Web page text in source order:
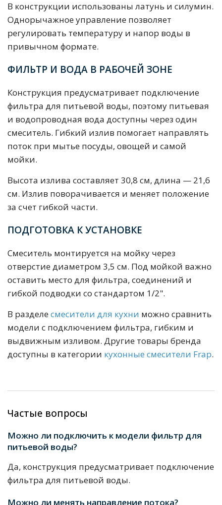
В конструкции использованы латунь и силумин.
Однорычажное управление позволяет
регулировать температуру и напор воды в
привычном формате.
ФИЛЬТР И ВОДА В РАБОЧЕЙ ЗОНЕ
Конструкция предусматривает подключение
фильтра для питьевой воды, поэтому питьевая
и водопроводная вода доступны через один
смеситель. Гибкий излив помогает направлять
поток при мытье посуды, овощей и самой
мойки.
Высота излива составляет 30,8 см, длина — 21,6
см. Излив поворачивается и меняет положение
за счет гибкой части.
ПОДГОТОВКА К УСТАНОВКЕ
Смеситель монтируется на мойку через
отверстие диаметром 3,5 см. Под мойкой важно
оставить место для фильтра, соединений и
гибкой подводки со стандартом 1/2".
В разделесмесители для кухни можно сравнить
модели с подключением фильтра, гибким и
выдвижным изливом. Другие товары бренда
доступны в категории кухонные смесители Frap.
Частые вопросы
Можно ли подключить к модели фильтр для
питьевой воды?
Да, конструкция предусматривает подключение
фильтра для питьевой воды.
Можно ли менять направление потока?